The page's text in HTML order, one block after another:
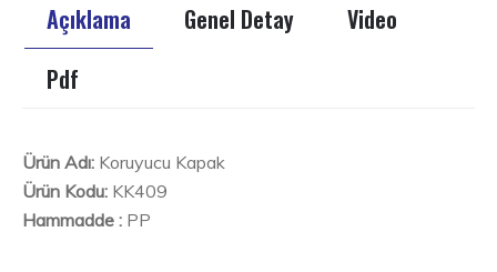
Açıklama Genel Detay
Video
Pdf
Ürün Adı: Koruyucu Kapak
Ürün Kodu: KK409
Hammadde : PP